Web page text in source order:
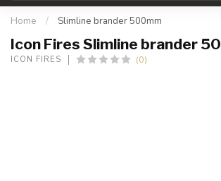
Home / Slimline brander 500mm
Icon Fires Slimline brander
ICON FIRES (0)